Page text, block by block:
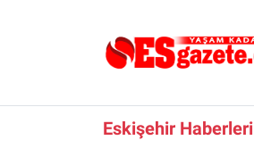
Eskişehir Haberleri
Eskişehir Nöbetçi Eczaneler